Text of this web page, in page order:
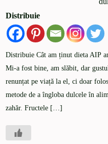
Distribuie
Distribuie Cât am ținut dieta AIP
Mi-a fost bine, am slăbit, dar
renunțat pe viață la el, ci doar
metode de a îngloba dulcele în
zahăr. Fructele […]